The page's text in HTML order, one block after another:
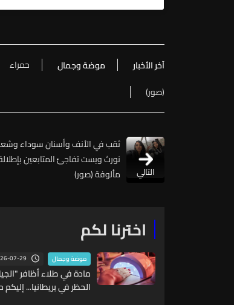
آخر الأخبار موضة وجمال حمراء
(صور)
التالي
ثقب في الأنف وأسنان سوداء
نورث ويست تفاجئ المتابعين
مألوفة (صور)
اخترنا لكم
موضة وجمال 07-29
مادة في طلاء أظافر
الحظر في بريطانيا...